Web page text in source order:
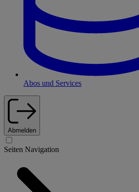
Abos und Services
Abmelden
Seiten Navigation